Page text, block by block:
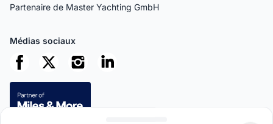
Partenaire de Master Yachting GmbH
Médias sociaux